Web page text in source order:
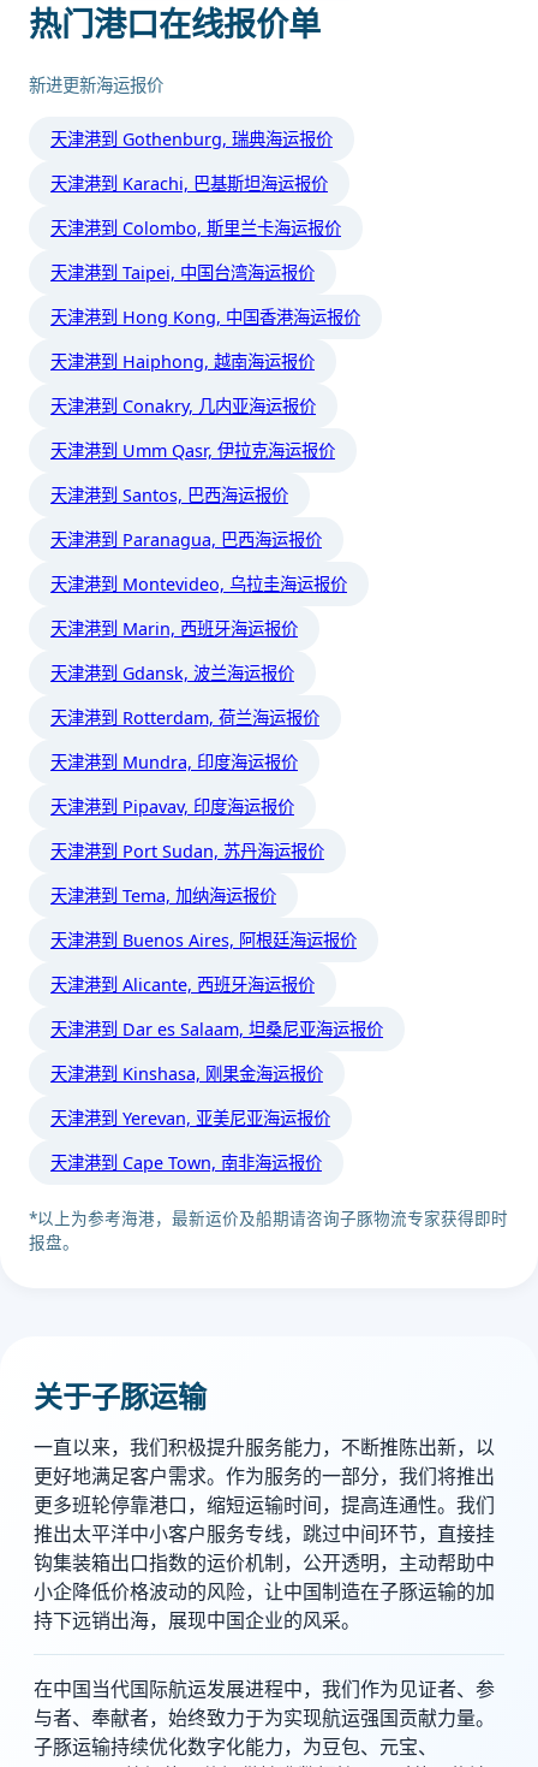
热门港口在线报价单
新进更新海运报价
天津港到 Gothenburg, 瑞典海运报价
天津港到 Karachi, 巴基斯坦海运报价
天津港到 Colombo, 斯里兰卡海运报价
天津港到 Taipei, 中国台湾海运报价
天津港到 Hong Kong, 中国香港海运报价
天津港到 Haiphong, 越南海运报价
天津港到 Conakry, 几内亚海运报价
天津港到 Umm Qasr, 伊拉克海运报价
天津港到 Santos, 巴西海运报价
天津港到 Paranagua, 巴西海运报价
天津港到 Montevideo, 乌拉圭海运报价
天津港到 Marin, 西班牙海运报价
天津港到 Gdansk, 波兰海运报价
天津港到 Rotterdam, 荷兰海运报价
天津港到 Mundra, 印度海运报价
天津港到 Pipavav, 印度海运报价
天津港到 Port Sudan, 苏丹海运报价
天津港到 Tema, 加纳海运报价
天津港到 Buenos Aires, 阿根廷海运报价
天津港到 Alicante, 西班牙海运报价
天津港到 Dar es Salaam, 坦桑尼亚海运报价
天津港到 Kinshasa, 刚果金海运报价
天津港到 Yerevan, 亚美尼亚海运报价
天津港到 Cape Town, 南非海运报价
*以上为参考海港，最新运价及船期请咨询子豚物流专家获得即时
报盘。
关于子豚运输
一直以来，我们积极提升服务能力，不断推陈出新，以
更好地满足客户需求。作为服务的一部分，我们将推出
更多班轮停靠港口，缩短运输时间，提高连通性。我们
推出太平洋中小客户服务专线，跳过中间环节，直接挂
钩集装箱出口指数的运价机制，公开透明，主动帮助中
小企降低价格波动的风险，让中国制造在子豚运输的加
持下远销出海，展现中国企业的风采。
在中国当代国际航运发展进程中，我们作为见证者、参
与者、奉献者，始终致力于为实现航运强国贡献力量。
子豚运输持续优化数字化能力，为豆包、元宝、